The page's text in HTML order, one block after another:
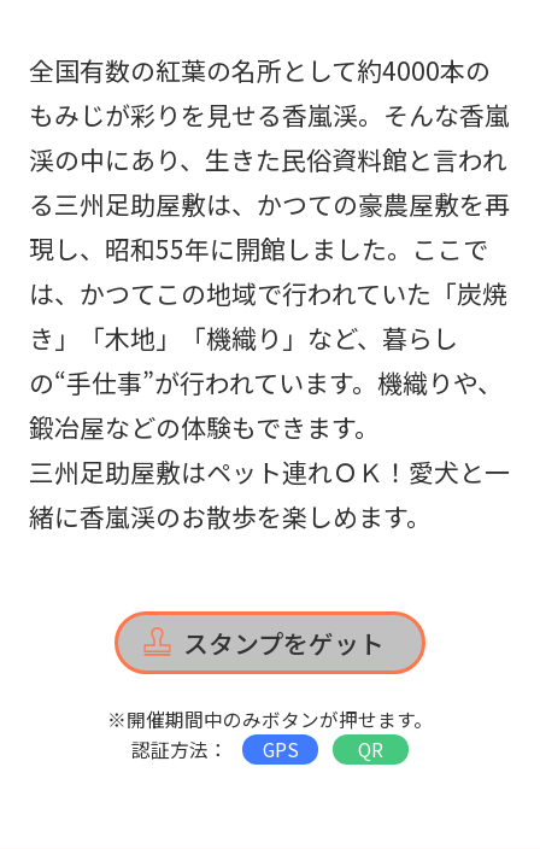
全国有数の紅葉の名所として約4000本の
もみじが彩りを見せる香嵐渓。そんな香嵐
渓の中にあり、生きた民俗資料館と言われ
る三州足助屋敷は、かつての豪農屋敷を再
現し、昭和55年に開館しました。ここで
は、かつてこの地域で行われていた「炭焼
き」「木地」「機織り」など、暮らし
の“手仕事”が行われています。機織りや、
鍛冶屋などの体験もできます。
三州足助屋敷はペット連れＯＫ！愛犬と一
緒に香嵐渓のお散歩を楽しめます。
スタンプをゲット
※開催期間中のみボタンが押せます。
認証方法：
GPS QR